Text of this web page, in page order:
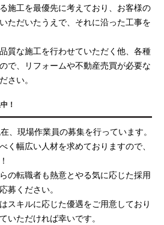
施工を最優先に考えており、お客様の
ただいたうえで、それに沿った工事を
質な施工を行わせていただく他、各種
で、リフォームや不動産売買が必要な
さい。
！
、現場作業員の募集を行っています。
く幅広い人材を求めておりますので、
の転職者も熱意とやる気に応じた採用
募ください。
スキルに応じた優遇をご用意しており
いただければ幸いです。